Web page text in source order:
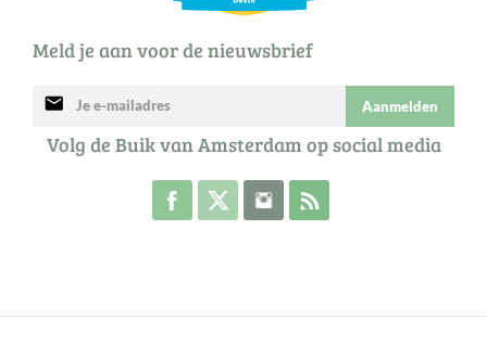
Meld je aan voor de nieuwsbrief
mail Aanmelden
Volg de Buik van Amsterdam op social media
Volg de Buik op Facebook
Volg de Buik op Twitter
Volg de Buik op Instagram